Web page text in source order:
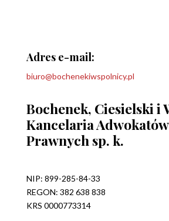
Adres e-mail:
biuro@bochenekiwspolnicy.pl
Bochenek, Ciesielski i
Kancelaria
Prawnych sp. k.
NIP: 899-285-84-33
REGON: 382 638 838
KRS 0000773314